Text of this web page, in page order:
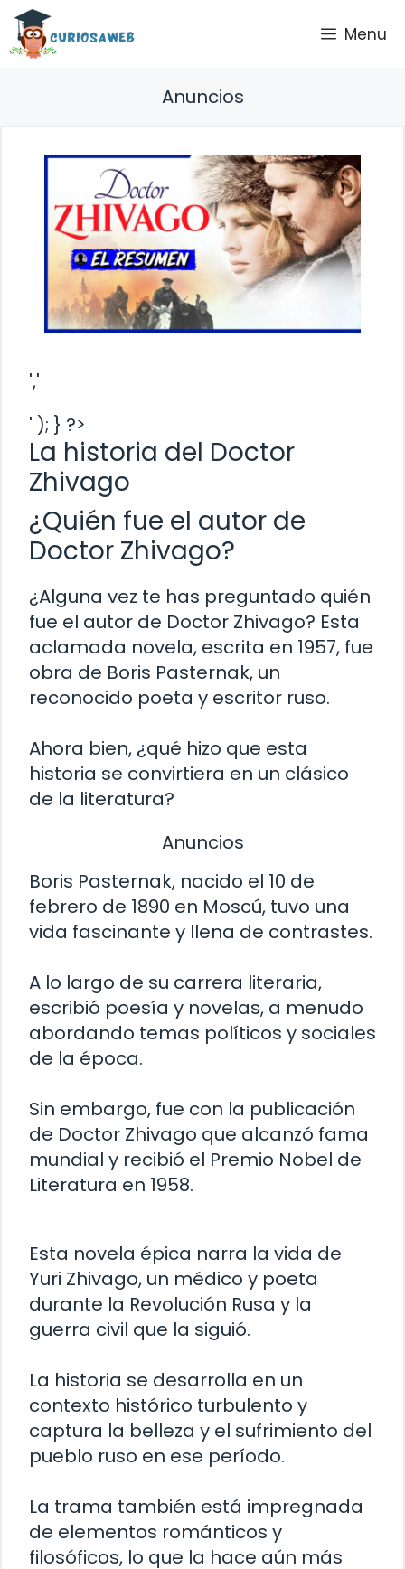
Saltar
contenido
Menu
Anuncios
','
' ); } ?>
La historia del Doctor
Zhivago
¿Quién fue el autor de
Doctor Zhivago?
¿Alguna vez te has preguntado quién
fue el autor de Doctor Zhivago? Esta
aclamada novela, escrita en 1957, fue
obra de Boris Pasternak, un
reconocido poeta y escritor ruso.
Ahora bien, ¿qué hizo que esta
historia se convirtiera en un clásico
de la literatura?
Anuncios
Boris Pasternak, nacido el 10 de
febrero de 1890 en Moscú, tuvo una
vida fascinante y llena de contrastes.
A lo largo de su carrera literaria,
escribió poesía y novelas, a menudo
abordando temas políticos y sociales
de la época.
Sin embargo, fue con la publicación
de Doctor Zhivago que alcanzó fama
mundial y recibió el Premio Nobel de
Literatura en 1958.
Esta novela épica narra la vida de
Yuri Zhivago, un médico y poeta
durante la Revolución Rusa y la
guerra civil que la siguió.
La historia se desarrolla en un
contexto histórico turbulento y
captura la belleza y el sufrimiento del
pueblo ruso en ese período.
La trama también está impregnada
de elementos románticos y
filosóficos, lo que la hace aún más